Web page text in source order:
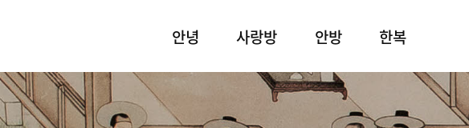
안녕 사랑방 안방 한복